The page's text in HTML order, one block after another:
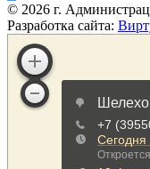
© 2026 г.
Разработка сайта: